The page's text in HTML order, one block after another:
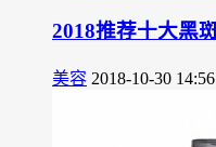
2018推荐十大黑
美容 2018-10-30